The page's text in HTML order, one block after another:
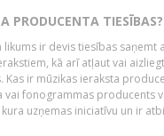
PRODUCENTA TIESĪBAS?
ir devis tiesības saņemt
kā arī atļaut vai aizliegt
ir mūzikas ieraksta
vai fonogrammas producents
uzņemas iniciatīvu un ir